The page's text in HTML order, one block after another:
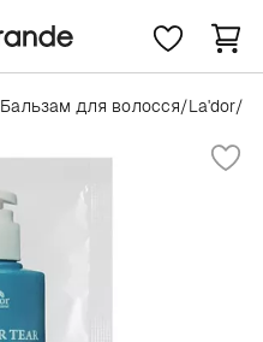
Бальзам для волосся/La'dor/